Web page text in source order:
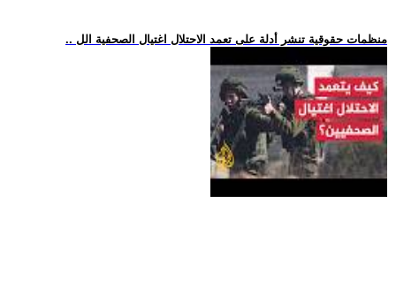
.. منظمات حقوقية تنشر أدلة على تعمد الاحتلال اغتيال الصحفية الل